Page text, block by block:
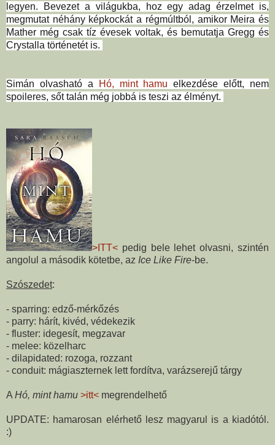
legyen. Bevezet a világukba, hoz egy adag érzelmet is,
megmutat néhány képkockát a régmúltból, amikor Meira és
Mather még csak tíz évesek voltak, és bemutatja Gregg és
Crystalla történetét is.
Simán olvasható a Hó, mint hamu elkezdése előtt, nem
spoileres, sőt talán még jobbá is teszi az élményt.
>ITT< pedig bele lehet olvasni, szintén
angolul a második kötetbe, az Ice Like Fire-be.
Szószedet:
- sparring: edző-mérkőzés
- parry: hárít, kivéd, védekezik
- fluster: idegesít, megzavar
- melee: közelharc
- dilapidated: rozoga, rozzant
- conduit: mágiaszternek lett fordítva, varázserejű tárgy
A Hó, mint hamu >itt< megrendelhető
UPDATE: hamarosan elérhető lesz magyarul is a kiadótól.
:)